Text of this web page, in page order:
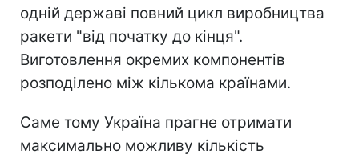
одній державі повний цикл виробництва
ракети "від початку до кінця".
Виготовлення окремих компонентів
розподілено між кількома країнами.
Саме тому Україна прагне отримати
максимально можливу кількість